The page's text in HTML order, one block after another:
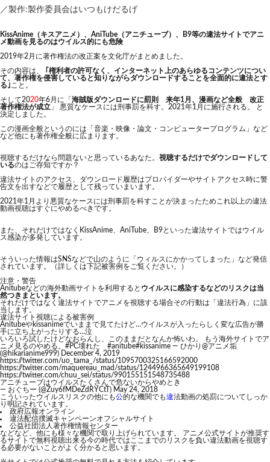
／製作:製作委員会はいつもけだるげ
KissAnime（キスアニメ）、AniTube（アニチューブ）、B9等の違法サイトでアニ
メ動画を見るのはウイルス的にも危険
2019年2月に著作権法の改正案を文化庁がまとめました。
その内容は、
｢権利者の許可なく、インターネット上のあらゆるコンテンツについ
て、著作権を侵害していると知りながらダウンロードすることを全面的に違法とす
る｣ こと。
そして2020年6月に「 海賊版ダウンロードに罰則 来年1月、漫画など全般 改正
著作権法が成立 」 悪質なケースには刑事罰を科す。2021年1月に施行される。 と
決定しました。
この漫画全般というのには「音楽・映像・論文・コンピュータープログラム」など
など他にも著作権全般に広まります。
視聴するだけなら問題ないと思っているあなた。 視聴するだけでダウンロードして
いるのはご存知ですか？
違法サイトのアクセス、ダウンロード履歴はプロバイダーやサイトアクセス時に警
告文を出すなどで履歴として残っていまいます。
2021年1月より悪質なケースには刑事罰を科すことが決まったためこれ以上の違法
動画視聴はすぐにやめるべきです。
また、それだけではなくKissAnime、AniTube、B9といった違法サイトではウイル
ス感染が多発しています。
そういった情報はSNSなどで山のように「ウィルスにかかってしまった」など発信
されています。（詳しくは下記被害例をご覧ください。）
注意・警告
Anitubeなどの海外動画サイトを利用すると ウイルスに感染するなどのリスクは当
然つきまといます。
それだけではなく違法サイトでアニメを視聴する場合その行動は「違法行為」に該
当します。
違法サイト視聴による被害例
Anitubeやkissanimeでいままで見てたけど…ウイルスが入ったらしく変な広告が勝
手に立ち上がったりする…泣
いろいろ試したけどなおらんし、このままだとなんか怖いわ。 もう海外サイトでア
ニメ見るのやめる。 #PC壊れた #anitube#kissanime — ひかり@アニメ垢
(@hikarianime999)
December 4, 2019
https://twitter.com/uo_tama_/status/1095700325166592000
https://twitter.com/maquereau_mad/status/1244966365649199108
https://twitter.com/chuu_sei/status/990155151548735488
アニチューブはウイルスたくさんで危ないからやめとき
— おぐちー (@Zuy6fMDeZdRYCtT) May 24, 2018
こういったウイルスリスクの他にも公的な機関でも違法動画の処罰についてしっか
り明記されています。
政府広報オンライン
違法配信撲滅キャンペーンオフシャルサイト
公益社団法人著作権情報センター
などなど、他にも様々な機関で取り上げられています。 アニメ公式サイトが推奨す
るサイトで無料視聴出来る今の時代ではここまでのリスクを負い違法動画を視聴す
る必要がないことがよく分かると思います。